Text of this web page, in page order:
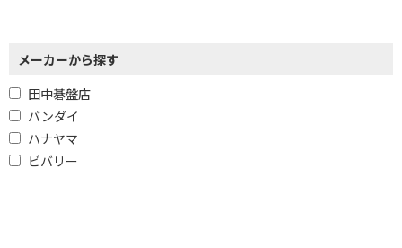
メーカーから探す
田中碁盤店
バンダイ
ハナヤマ
ビバリー